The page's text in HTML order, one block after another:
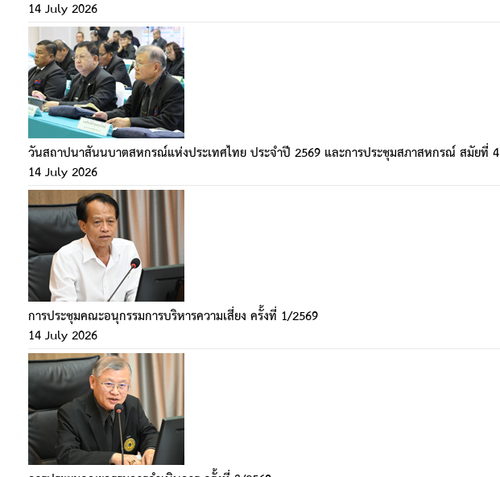
14 July 2026
วันสถาปนาสันนบาตสหกรณ์แห่งประเทศไทย ประจำปี 2569 และการประชุมสภาสหกรณ์ สมัยที่ 4
14 July 2026
การประชุมคณะอนุกรรมการบริหารความเสี่ยง ครั้งที่ 1/2569
14 July 2026